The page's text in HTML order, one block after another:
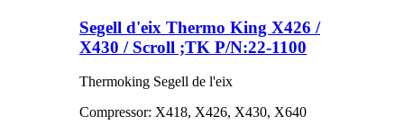
Segell d'eix Thermo King X426 /
X430 / Scroll ;TK P/N:22-1100
Thermoking Segell de l'eix
Compressor: X418, X426, X430, X640